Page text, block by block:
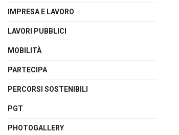
IMPRESA E LAVORO
LAVORI PUBBLICI
MOBILITÀ
PARTECIPA
PERCORSI SOSTENIBILI
PGT
PHOTOGALLERY